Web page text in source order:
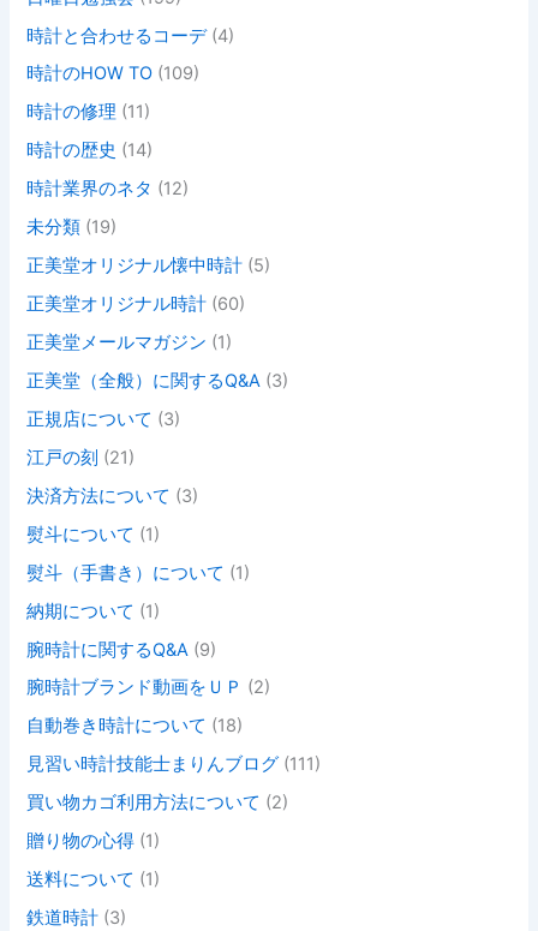
時計と合わせるコーデ(4)
時計のHOW TO (109)
時計の修理 (11)
時計の歴史 (14)
時計業界のネタ (12)
未分類 (19)
正美堂オリジナル懐中時計 (5)
正美堂オリジナル時計 (60)
正美堂メールマガジン (1)
正美堂（全般）に関するQ&A (3)
正規店について (3)
江戸の刻 (21)
決済方法について (3)
熨斗について (1)
熨斗（手書き）について (1)
納期について (1)
腕時計に関するQ&A (9)
腕時計ブランド動画をＵＰ (2)
自動巻き時計について (18)
見習い時計技能士まりんブログ (111)
買い物カゴ利用方法について (2)
贈り物の心得 (1)
送料について (1)
鉄道時計 (3)